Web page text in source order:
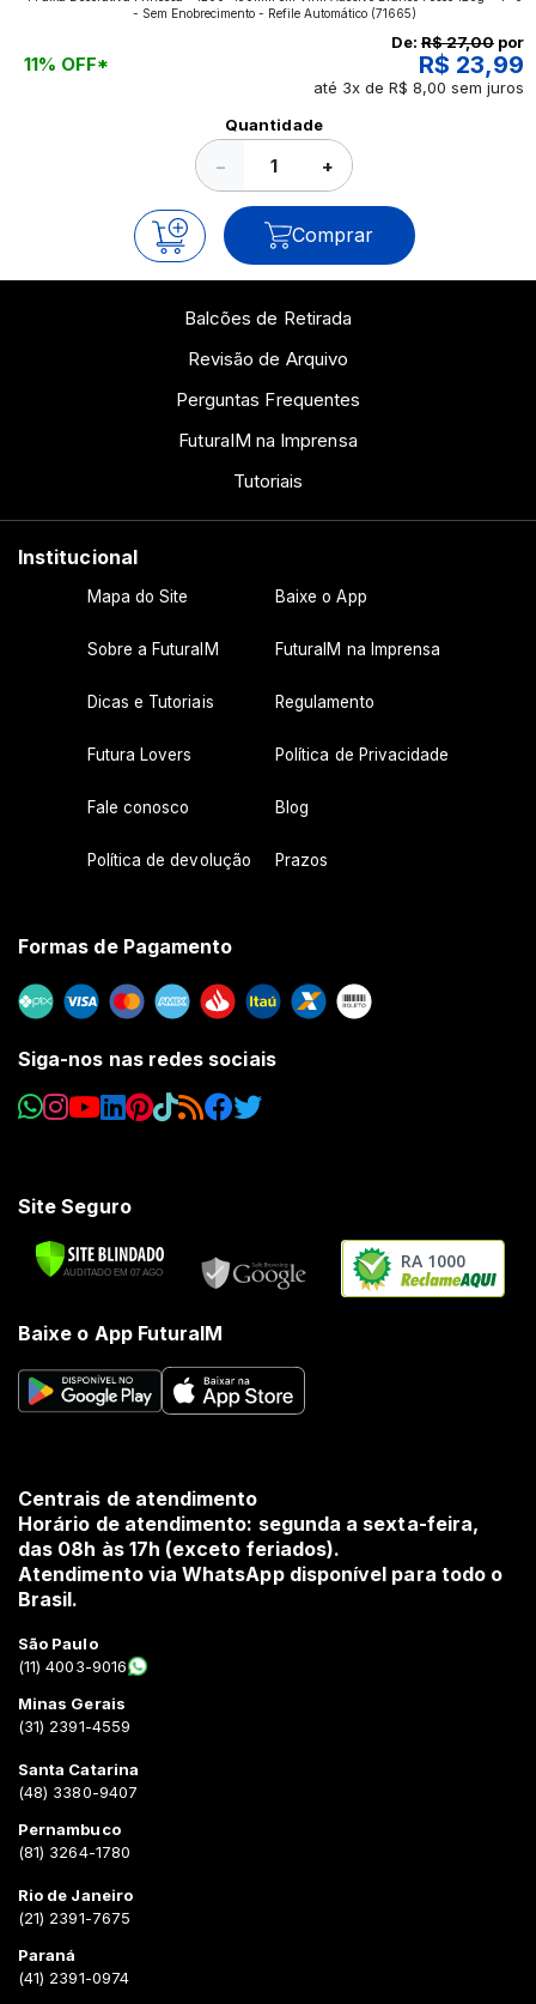
continue a leitura que vamos revelar para você!
- Sem Enobrecimento - Refile Automático(71665)
11% OFF*
De: R$ 27,00 por
R$ 23,99
até 3x de R$ 8,00 sem juros
Quantidade
− +
Comprar
Balcões de Retirada
Revisão de Arquivo
Perguntas Frequentes
FuturaIM na Imprensa
Tutoriais
Institucional
Mapa do Site Baixe o App
Sobre a FuturaIM FuturaIM na Imprensa
Dicas e Tutoriais Regulamento
Futura Lovers Política de Privacidade
Fale conosco Blog
Política de devolução Prazos
Formas de Pagamento
Siga-nos nas redes sociais
Site Seguro
RA 1000
Baixe o App FuturaIM
Centrais de atendimento
Horário de atendimento: segunda a sexta-feira,
das 08h às 17h (exceto feriados).
Atendimento via WhatsApp disponível para todo o
Brasil.
São Paulo
(11) 4003-9016
Minas Gerais
(31) 2391-4559
Santa Catarina
(48) 3380-9407
Pernambuco
(81) 3264-1780
Rio de Janeiro
(21) 2391-7675
Paraná
(41) 2391-0974